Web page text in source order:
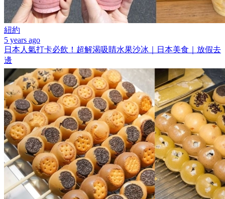
紐約
5 years ago
日本人氣打卡必飲！超解渴吸睛水果沙冰｜日本美食｜放假去
邊